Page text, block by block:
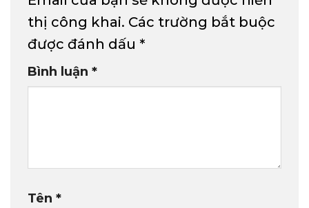
thị công khai. Các trường bắt buộc
được đánh dấu *
Bình luận *
Tên *